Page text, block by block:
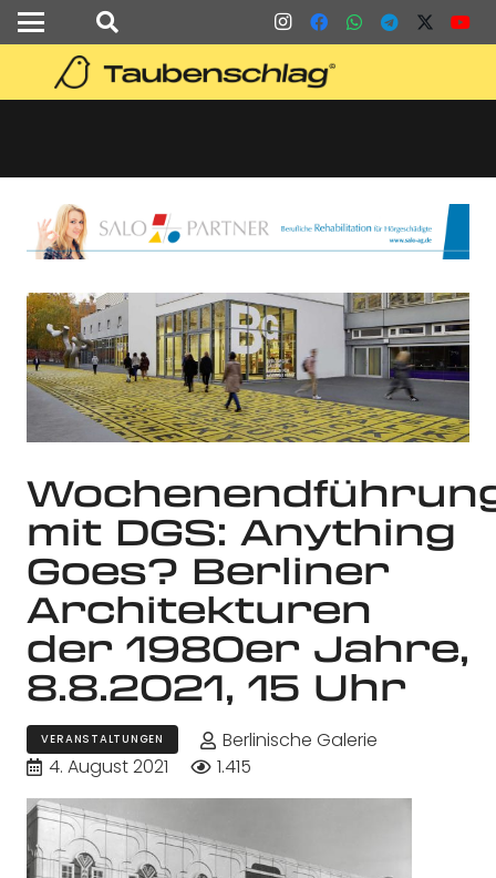
mit DGS: Anything
Goes? Berliner
Architekturen
der 1980er Jahre,
8.8.2021, 15 Uhr
VERANSTALTUNGEN
Berlinische Galerie
4. August 2021
1.415